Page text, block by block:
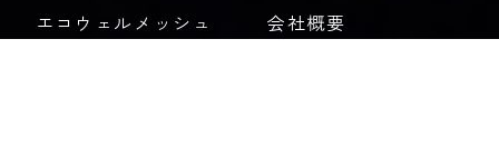
エコウェルメッシュ
会社概要